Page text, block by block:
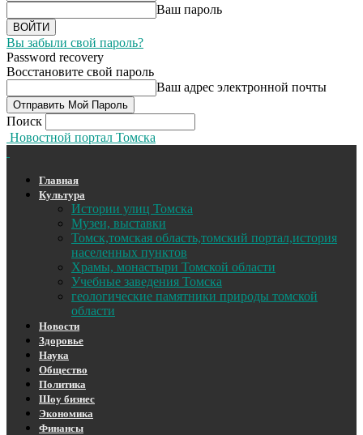
Ваш пароль
Вы забыли свой пароль?
Password recovery
Восстановите свой пароль
Ваш адрес электронной почты
Поиск
Новостной портал Томска
Главная
Культура
Истории улиц Томска
Музеи, выставки
Томск,томская область,томский портал,история
населенных пунктов
Храмы, монастыри Томской области
Учебные заведения Томска
геологические памятники природы томской
области
Новости
Здоровье
Наука
Общество
Политика
Шоу бизнес
Экономика
Финансы